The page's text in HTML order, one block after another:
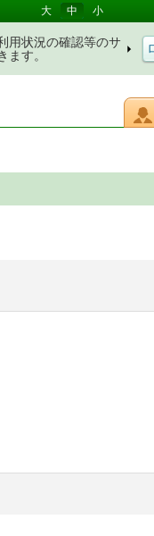
大 中 小
用状況の確認等のサ
ます。